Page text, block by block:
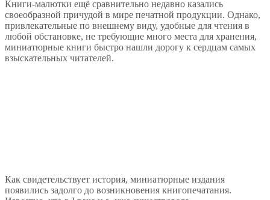
Книги-малютки ещё сравнительно недавно казались
своеобразной причудой в мире печатной продукции. Однако,
привлекательные по внешнему виду, удобные для чтения в
любой обстановке, не требующие много места для хранения,
миниатюрные книги быстро нашли дорогу к сердцам самых
взыскательных читателей.
Как свидетельствует история, миниатюрные издания
появились задолго до возникновения книгопечатания.